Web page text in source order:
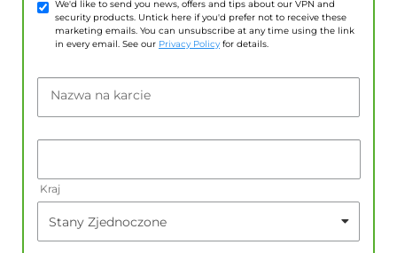
We'd like to send you news, offers and tips about our VPN and
security products. Untick here if you'd prefer not to receive these
marketing emails. You can unsubscribe at any time using the link
in every email. See our Privacy Policy for details.
Nazwa na karcie
Kraj